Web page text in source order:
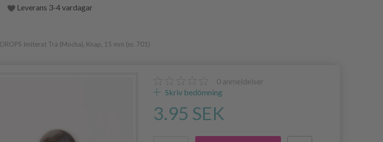
Leverans 3-4 vardagar
DROPS Imiterat Trä (Mocha), Knap, 15 mm (nr. 701)
0 anmeldelser
Skriv bedömning
3.95 SEK